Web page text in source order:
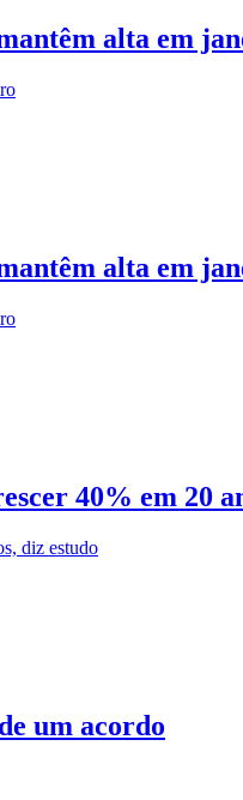
alta em
alta em
40% em 20
diz estudo
um acordo